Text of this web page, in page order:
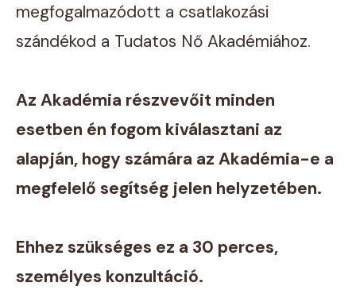
megfogalmazódott a csatlakozási
szándékod a Tudatos Nő Akadémiához.
Az Akadémia részvevőit minden
esetben én fogom kiválasztani az
alapján, hogy számára az Akadémia-e a
megfelelő segítség jelen helyzetében.
Ehhez szükséges ez a 30 perces,
személyes konzultáció.